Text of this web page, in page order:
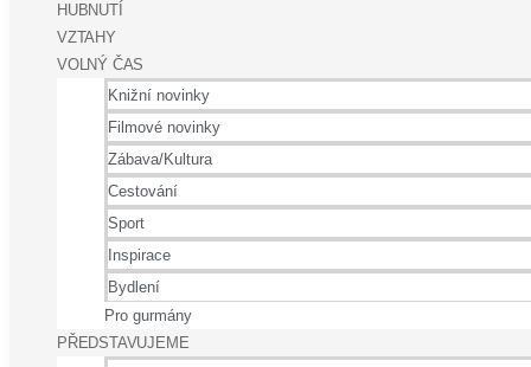
HUBNUTÍ
VZTAHY
VOLNÝ ČAS
Knižní novinky
Filmové novinky
Zábava/Kultura
Cestování
Sport
Inspirace
Bydlení
Pro gurmány
PŘEDSTAVUJEME